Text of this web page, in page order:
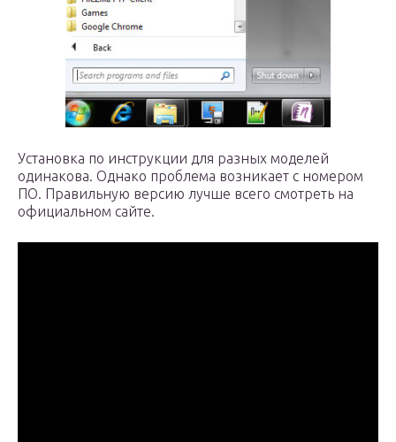
Установка по инструкции для разных моделей
одинакова. Однако проблема возникает с номером
ПО. Правильную версию лучше всего смотреть на
официальном сайте.